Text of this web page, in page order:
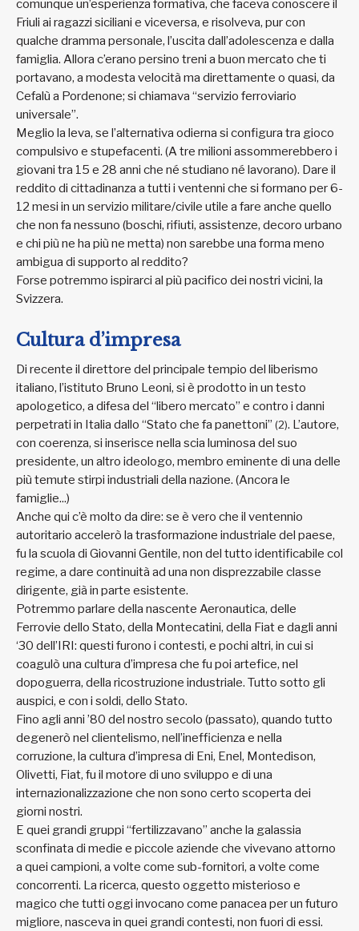
comunque un’esperienza formativa, che faceva conoscere il
Friuli ai ragazzi siciliani e viceversa, e risolveva, pur con
qualche dramma personale, l’uscita dall’adolescenza e dalla
famiglia. Allora c’erano persino treni a buon mercato che ti
portavano, a modesta velocità ma direttamente o quasi, da
Cefalù a Pordenone; si chiamava “servizio ferroviario
universale”.
Meglio la leva, se l’alternativa odierna si configura tra gioco
compulsivo e stupefacenti. (A tre milioni assommerebbero i
giovani tra 15 e 28 anni che né studiano né lavorano). Dare il
reddito di cittadinanza a tutti i ventenni che si formano per 6-
12 mesi in un servizio militare/civile utile a fare anche quello
che non fa nessuno (boschi, rifiuti, assistenze, decoro urbano
e chi più ne ha più ne metta) non sarebbe una forma meno
ambigua di supporto al reddito?
Forse potremmo ispirarci al più pacifico dei nostri vicini, la
Svizzera.
Cultura d’impresa
Di recente il direttore del principale tempio del liberismo
italiano, l’istituto Bruno Leoni, si è prodotto in un testo
apologetico, a difesa del “libero mercato” e contro i danni
perpetrati in Italia dallo “Stato che fa panettoni” (2). L’autore,
con coerenza, si inserisce nella scia luminosa del suo
presidente, un altro ideologo, membro eminente di una delle
più temute stirpi industriali della nazione. (Ancora le
famiglie...)
Anche qui c’è molto da dire: se è vero che il ventennio
autoritario accelerò la trasformazione industriale del paese,
fu la scuola di Giovanni Gentile, non del tutto identificabile col
regime, a dare continuità ad una non disprezzabile classe
dirigente, già in parte esistente.
Potremmo parlare della nascente Aeronautica, delle
Ferrovie dello Stato, della Montecatini, della Fiat e dagli anni
‘30 dell’IRI: questi furono i contesti, e pochi altri, in cui si
coagulò una cultura d’impresa che fu poi artefice, nel
dopoguerra, della ricostruzione industriale. Tutto sotto gli
auspici, e con i soldi, dello Stato.
Fino agli anni ’80 del nostro secolo (passato), quando tutto
degenerò nel clientelismo, nell’inefficienza e nella
corruzione, la cultura d’impresa di Eni, Enel, Montedison,
Olivetti, Fiat, fu il motore di uno sviluppo e di una
internazionalizzazione che non sono certo scoperta dei
giorni nostri.
E quei grandi gruppi “fertilizzavano” anche la galassia
sconfinata di medie e piccole aziende che vivevano attorno
a quei campioni, a volte come sub-fornitori, a volte come
concorrenti. La ricerca, questo oggetto misterioso e
magico che tutti oggi invocano come panacea per un futuro
migliore, nasceva in quei grandi contesti, non fuori di essi.